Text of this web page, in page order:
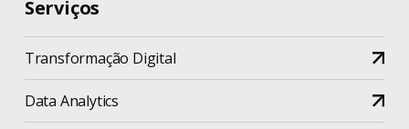
Serviços
Transformação Digital
Data Analytics